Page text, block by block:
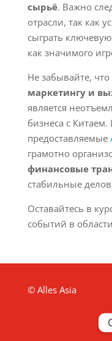
сырьё. Важно
отрасли, так как
сыграть
как значимого
Не забывайте,
маркетингу и
является
бизнеса с Китаем.
предоставляемые
грамотно
финансовые
стабильные
Оставайтесь в
событий в
© Alles Asia